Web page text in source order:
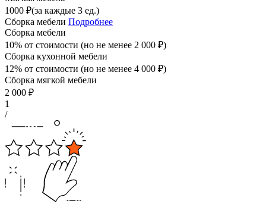
1000 ₽(за каждые 3 ед.)
Сборка мебели Подробнее
Сборка мебели
10% от стоимости (но не менее 2 000 ₽)
Сборка кухонной мебели
12% от стоимости (но не менее 4 000 ₽)
Сборка мягкой мебели
2 000 ₽
1
/